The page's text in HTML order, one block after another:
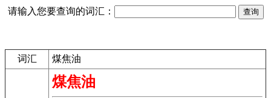
请输入您要查询的词汇：
词汇 煤焦油
煤焦油